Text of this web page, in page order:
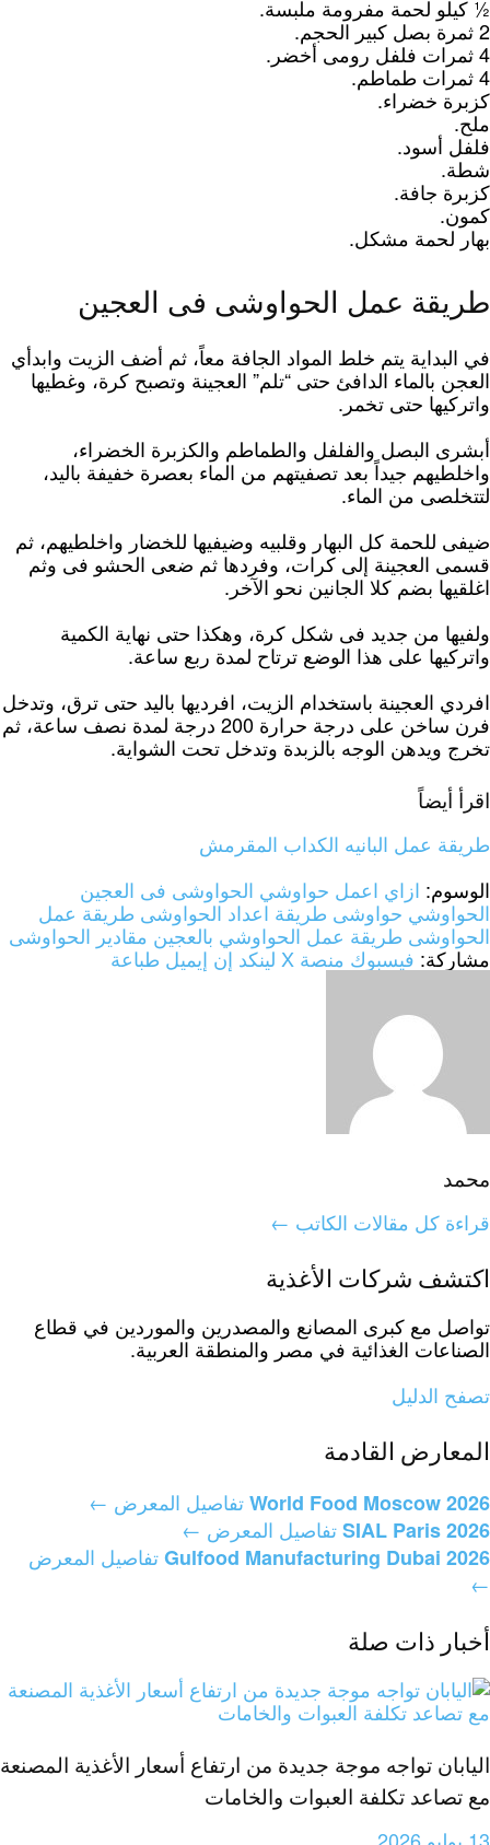
½ كيلو لحمة مفرومة ملبسة.
2 ثمرة بصل كبير الحجم.
4 ثمرات فلفل رومى أخضر.
4 ثمرات طماطم.
كزبرة خضراء.
ملح.
فلفل أسود.
شطة.
كزبرة جافة.
كمون.
بهار لحمة مشكل.
طريقة عمل الحواوشى فى العجين
في البداية يتم خلط المواد الجافة معاً، ثم أضف الزيت وابدأي
العجن بالماء الدافئ حتى “تلم” العجينة وتصبح كرة، وغطيها
واتركيها حتى تخمر.
أبشرى البصل والفلفل والطماطم والكزبرة الخضراء،
واخلطيهم جيداً بعد تصفيتهم من الماء بعصرة خفيفة باليد،
لتتخلصى من الماء.
ضيفى للحمة كل البهار وقلبيه وضيفيها للخضار واخلطيهم، ثم
قسمى العجينة إلى كرات، وفردها ثم ضعى الحشو فى وثم
اغلقيها بضم كلا الجانين نحو الآخر.
ولفيها من جديد فى شكل كرة، وهكذا حتى نهاية الكمية
واتركيها على هذا الوضع ترتاح لمدة ربع ساعة.
افردي العجينة باستخدام الزيت، افرديها باليد حتى ترق، وتدخل
فرن ساخن على درجة حرارة 200 درجة لمدة نصف ساعة، ثم
تخرج ويدهن الوجه بالزبدة وتدخل تحت الشواية.
اقرأ أيضاً
طريقة عمل البانيه الكداب المقرمش
الوسوم: ازاي اعمل حواوشي الحواوشى فى العجين
الحواوشي حواوشى طريقة اعداد الحواوشى طريقة عمل
الحواوشى طريقة عمل الحواوشي بالعجين مقادير الحواوشى
مشاركة: فيسبوك منصة X لينكد إن إيميل طباعة
محمد
قراءة كل مقالات الكاتب ←
اكتشف شركات الأغذية
تواصل مع كبرى المصانع والمصدرين والموردين في قطاع
الصناعات الغذائية في مصر والمنطقة العربية.
تصفح الدليل
المعارض القادمة
World Food Moscow 2026تفاصيل المعرض ←
SIAL Paris 2026تفاصيل المعرض ←
Gulfood Manufacturing Dubai 2026‏تفاصيل المعرض
←
أخبار ذات صلة
اليابان تواجه موجة جديدة من ارتفاع أسعار الأغذية المصنعة
مع تصاعد تكلفة العبوات والخامات